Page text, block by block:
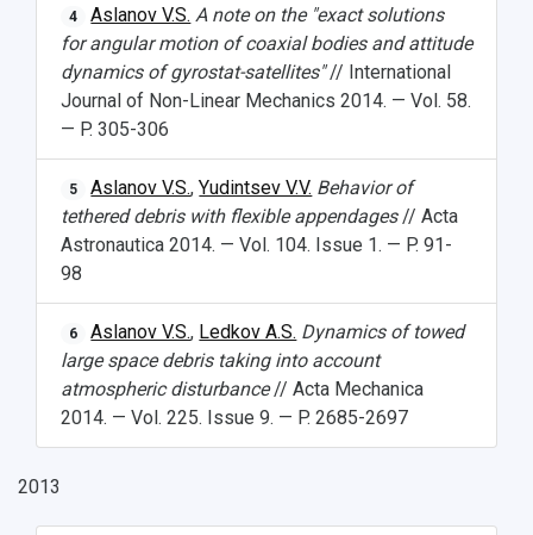
4 Aslanov V.S. A note on the "exact solutions
for angular motion of coaxial bodies and attitude
dynamics of gyrostat-satellites"// International
Journal of Non-Linear Mechanics 2014. — Vol. 58.
— P. 305-306
5 Aslanov V.S.,Yudintsev V.V. Behavior of
tethered debris with flexible appendages// Acta
Astronautica 2014. — Vol. 104. Issue 1. — P. 91-
98
6 Aslanov V.S., Ledkov A.S. Dynamics of towed
large space debris taking into account
atmospheric disturbance// Acta Mechanica
2014. — Vol. 225. Issue 9. — P. 2685-2697
2013